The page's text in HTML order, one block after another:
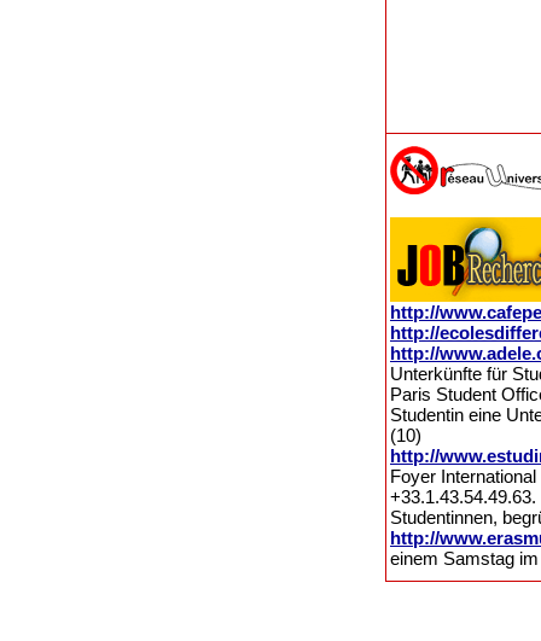
http://
http://
http://
Unterkünfte für
Paris Student
Studentin eine
(10)
http://
Foyer
Studentinnen,
http://
einem Samstag